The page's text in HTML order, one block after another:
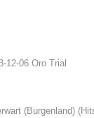
12-06 Oro Trial
(Burgenland)